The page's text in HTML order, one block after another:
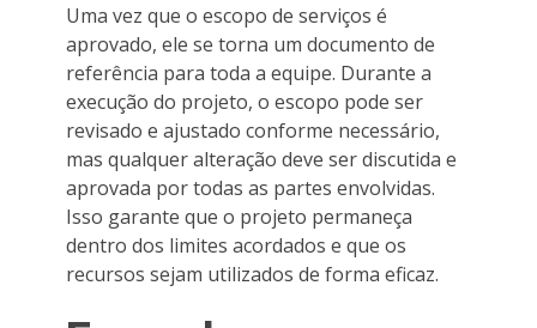
Uma vez que o escopo de serviços é
aprovado, ele se torna um documento de
referência para toda a equipe. Durante a
execução do projeto, o escopo pode ser
revisado e ajustado conforme necessário,
mas qualquer alteração deve ser discutida e
aprovada por todas as partes envolvidas.
Isso garante que o projeto permaneça
dentro dos limites acordados e que os
recursos sejam utilizados de forma eficaz.